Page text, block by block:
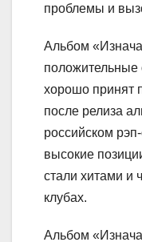
проблемы и
Альбом
положительные
хорошо принят
после релиза
российском
высокие
стали хитами и
клубах.
Альбом